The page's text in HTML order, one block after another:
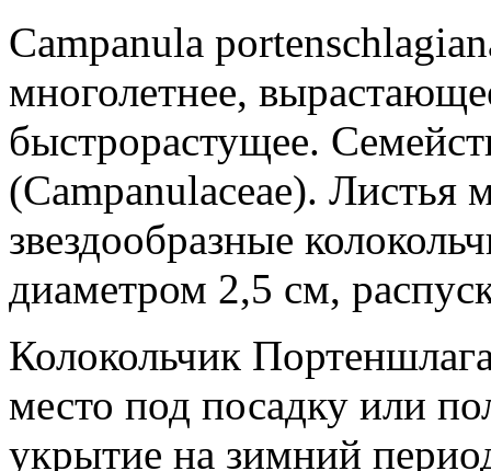
Campanula
многолетнее,
быстрорастущее.
(Campanulaceae). Листья
звездообразные
диаметром 2,5 см,
Колокольчик
место под посадку или
укрытие на зимний